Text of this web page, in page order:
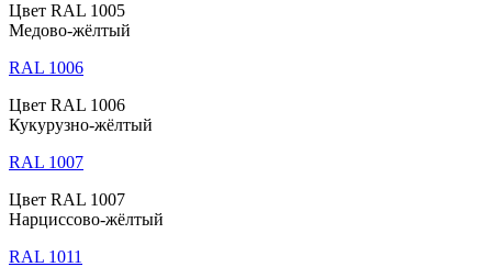
Цвет RAL 1005
Медово-жёлтый
RAL 1006
Цвет RAL 1006
Кукурузно-жёлтый
RAL 1007
Цвет RAL 1007
Нарциссово-жёлтый
RAL 1011